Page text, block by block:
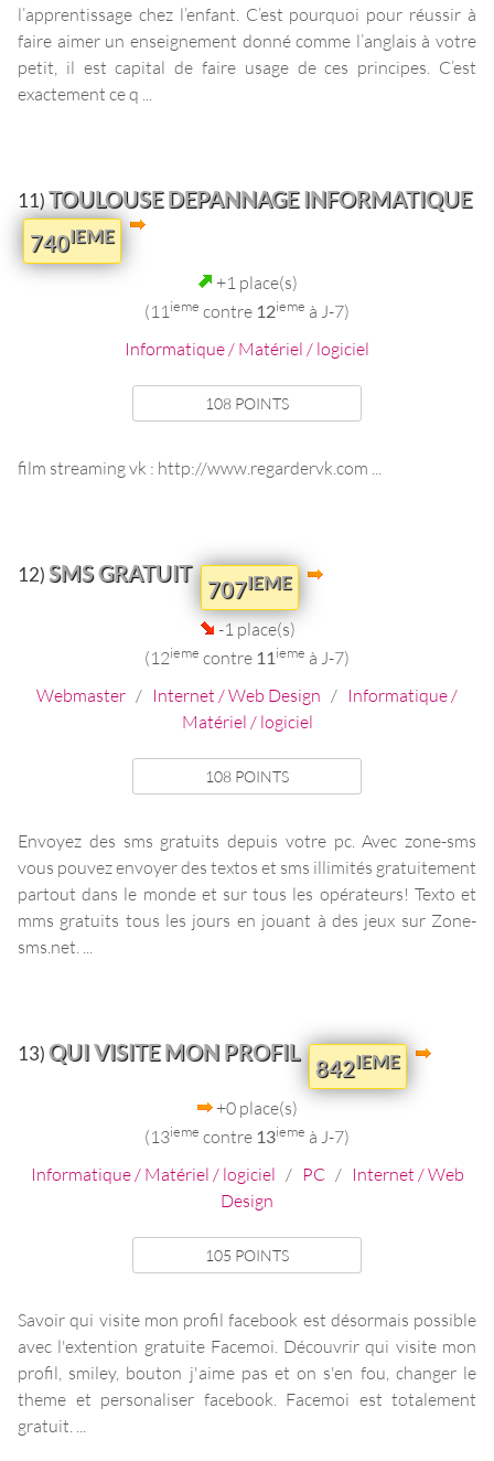
l’apprentissage chez l’enfant. C’est pourquoi pour réussir à
faire aimer un enseignement donné comme l’anglais à votre
petit, il est capital de faire usage de ces principes. C’est
exactement ce q ...
11)TOULOUSE DEPANNAGE INFORMATIQUE
740IEME
+1 place(s)
(11 ieme contre 12ieme à J-7)
Informatique / Matériel / logiciel
108 POINTS
film streaming vk : http://www.regardervk.com ...
12)SMS GRATUIT
707IEME
-1 place(s)
(12ieme contre 11ieme à J-7)
Webmaster / Internet / Web Design / Informatique /
Matériel / logiciel
108 POINTS
Envoyez des sms gratuits depuis votre pc. Avec zone-sms
vous pouvez envoyer des textos et sms illimités gratuitement
partout dans le monde et sur tous les opérateurs! Texto et
mms gratuits tous les jours en jouant à des jeux sur Zone-
sms.net. ...
13)QUI VISITE MON PROFIL
842IEME
+0 place(s)
(13ieme contre 13ieme à J-7)
Informatique / Matériel / logiciel / PC/ Internet / Web
Design
105 POINTS
Savoir qui visite mon profil facebook est désormais possible
avec l'extention gratuite Facemoi. Découvrir qui visite mon
profil, smiley, bouton j'aime pas et on s'en fou, changer le
theme et personaliser facebook. Facemoi est totalement
gratuit. ...